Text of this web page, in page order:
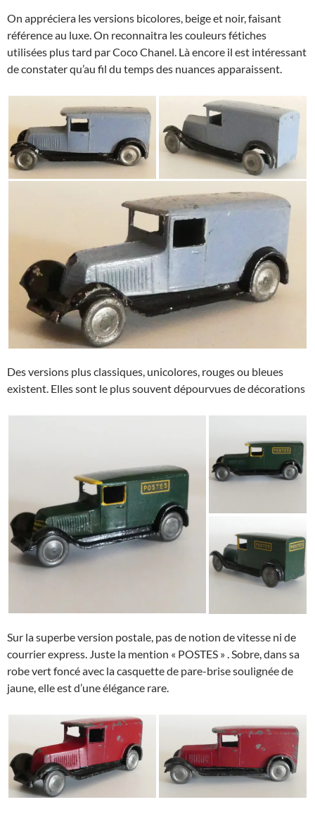
On appréciera les versions bicolores, beige et noir, faisant
référence au luxe. On reconnaitra les couleurs fétiches
utilisées plus tard par Coco Chanel. Là encore il est intéressant
de constater qu’au fil du temps des nuances apparaissent.
Des versions plus classiques, unicolores, rouges ou bleues
existent. Elles sont le plus souvent dépourvues de décorations
Sur la superbe version postale, pas de notion de vitesse ni de
courrier express. Juste la mention « POSTES » . Sobre, dans sa
robe vert foncé avec la casquette de pare-brise soulignée de
jaune, elle est d’une élégance rare.